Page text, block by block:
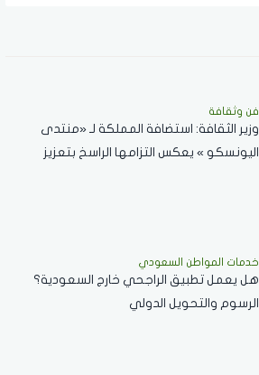
فن وثقافة
وزير الثقافة: استضافة المملكة لـ «منتدى
اليونسكو » يعكس التزامها الراسخ بتعزيز
خدمات المواطن السعودي
هل يعمل تطبيق الراجحي خارج السعودية؟
الرسوم والتحويل الدولي